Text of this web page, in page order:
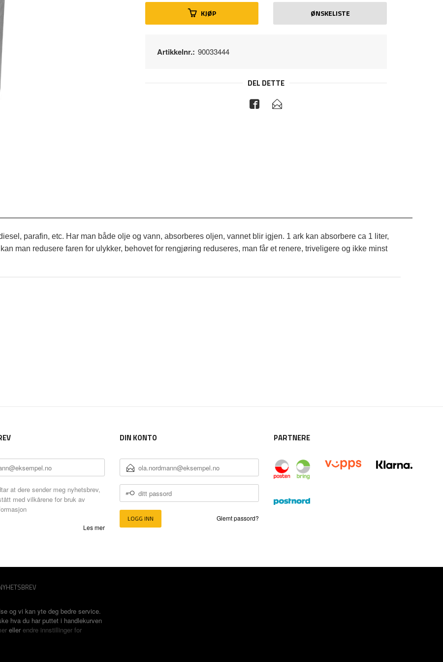
KJØP ØNSKELISTE
Artikkelnr.: 90033444
DEL DETTE
parafin, etc. Har man både olje og vann, absorberes oljen, vannet blir igjen. 1 ark kan absorbere ca 1 liter,
man redusere faren for ulykker, behovet for rengjøring reduseres, man får et renere, triveligere og ikke minst
at dere sender meg nyhetsbrev,
med vilkårene for bruk av
Les mer
DIN KONTO
E-
POSTADRESSE
DITT
PASSORD
Glemt passord?
PARTNERE
og vi kan yte deg bedre service.
hva du har puttet i handlekurven
eller endre innstillinger for